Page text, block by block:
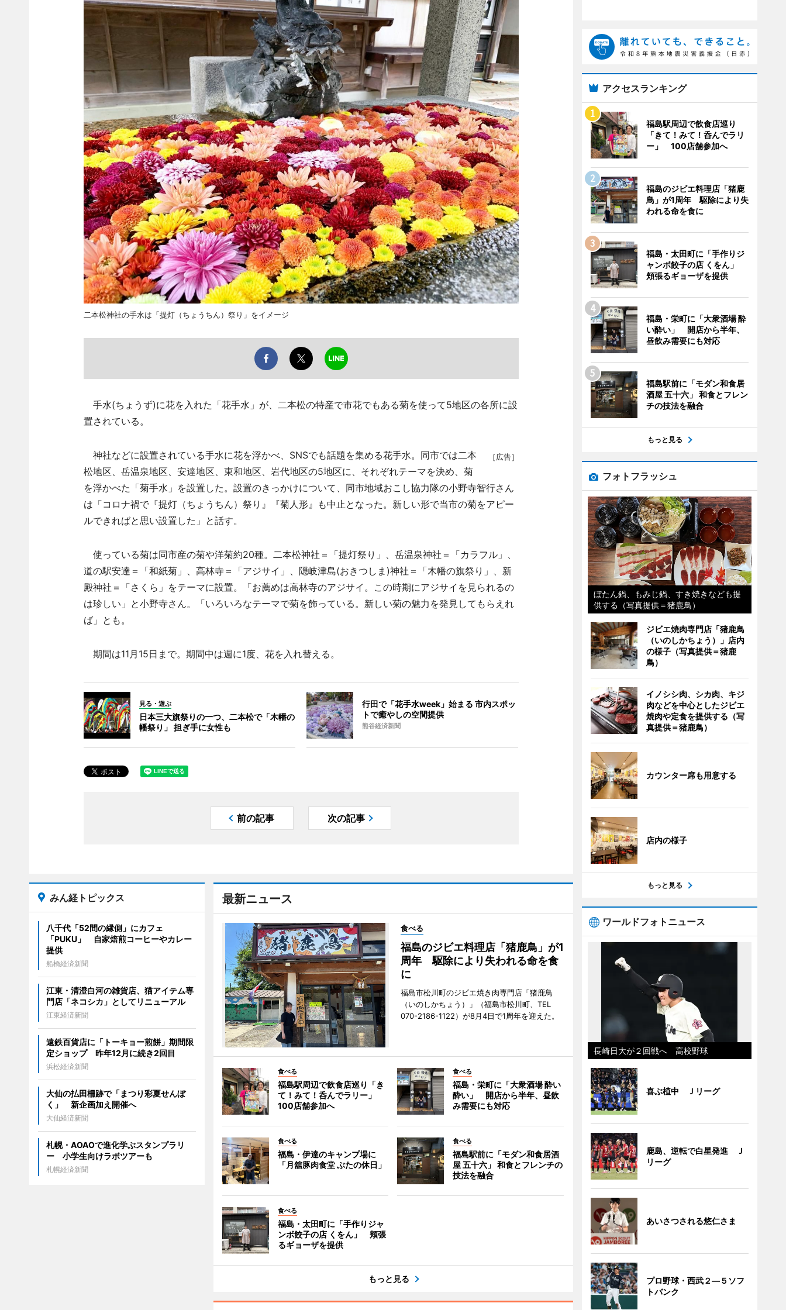
二本松神社の手水は「提灯（ちょうちん）祭り」をイメージ
手水(ちょうず)に花を入れた「花手水」が、二本松の特産で市花でもある菊を使って5地区の各所に設
置されている。
［広告］
神社などに設置されている手水に花を浮かべ、SNSでも話題を集める花手水。同市では二本
松地区、岳温泉地区、安達地区、東和地区、岩代地区の5地区に、それぞれテーマを決め、菊
を浮かべた「菊手水」を設置した。設置のきっかけについて、同市地域おこし協力隊の小野寺智行さん
は「コロナ禍で『提灯（ちょうちん）祭り』『菊人形』も中止となった。新しい形で当市の菊をアピー
ルできればと思い設置した」と話す。
使っている菊は同市産の菊や洋菊約20種。二本松神社＝「提灯祭り」、岳温泉神社＝「カラフル」、
道の駅安達＝「和紙菊」、高林寺＝「アジサイ」、隠岐津島(おきつしま)神社＝「木幡の旗祭り」、新
殿神社＝「さくら」をテーマに設置。「お薦めは高林寺のアジサイ。この時期にアジサイを見られるの
は珍しい」と小野寺さん。「いろいろなテーマで菊を飾っている。新しい菊の魅力を発見してもらえれ
ば」とも。
期間は11月15日まで。期間中は週に1度、花を入れ替える。
見る・遊ぶ
日本三大旗祭りの一つ、二本松で「木幡の
幡祭り」 担ぎ手に女性も
行田で「花手水week」始まる 市内スポッ
トで癒やしの空間提供
熊谷経済新聞
前の記事 次の記事
最新ニュース
食べる
福島のジビエ料理店「猪鹿鳥」が1
周年 駆除により失われる命を食
に
福島市松川町のジビエ焼き肉専門店「猪鹿鳥
（いのしかちょう）」（福島市松川町、TEL
070-2186-1122）が8月4日で1周年を迎えた。
食べる
福島駅周辺で飲食店巡り「き
て！みて！呑んでラリー」
100店舗参加へ
食べる
福島・栄町に「大衆酒場 酔い
酔い」 開店から半年、昼飲
み需要にも対応
食べる
福島・伊達のキャンプ場に
「月舘豚肉食堂 ぶたの休日」
食べる
福島駅前に「モダン和食居酒
屋 五十六」 和食とフレンチの
技法を融合
食べる
福島・太田町に「手作りジャ
ンボ餃子の店 くをん」 頬張
るギョーザを提供
もっと見る
みん経トピックス
八千代「52間の縁側」にカフェ
「PUKU」 自家焙煎コーヒーやカレー
提供
船橋経済新聞
江東・清澄白河の雑貨店、猫アイテム専
門店「ネコシカ」としてリニューアル
江東経済新聞
遠鉄百貨店に「トーキョー煎餅」期間限
定ショップ 昨年12月に続き2回目
浜松経済新聞
大仙の払田柵跡で「まつり彩夏せんぼ
く」 新企画加え開催へ
大仙経済新聞
札幌・AOAOで進化学ぶスタンプラリ
ー 小学生向けラボツアーも
札幌経済新聞
アクセスランキング
福島駅周辺で飲食店巡り
「きて！みて！呑んでラリ
ー」 100店舗参加へ
福島のジビエ料理店「猪鹿
鳥」が1周年 駆除により失
われる命を食に
福島・太田町に「手作りジ
ャンボ餃子の店 くをん」
頬張るギョーザを提供
福島・栄町に「大衆酒場 酔
い酔い」 開店から半年、
昼飲み需要にも対応
福島駅前に「モダン和食居
酒屋 五十六」 和食とフレン
チの技法を融合
もっと見る
フォトフラッシュ
ぼたん鍋、もみじ鍋、すき焼きなども提
供する（写真提供＝猪鹿鳥）
ジビエ焼肉専門店「猪鹿鳥
（いのしかちょう）」店内
の様子（写真提供＝猪鹿
鳥）
イノシシ肉、シカ肉、キジ
肉などを中心としたジビエ
焼肉や定食を提供する（写
真提供＝猪鹿鳥）
カウンター席も用意する
店内の様子
もっと見る
ワールドフォトニュース
長崎日大が２回戦へ 高校野球
喜ぶ植中 Ｊリーグ
鹿島、逆転で白星発進 Ｊ
リーグ
あいさつされる悠仁さま
プロ野球・西武２―５ソフ
トバンク